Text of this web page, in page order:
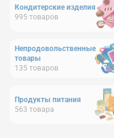
Кондитерские изделия
995 товаров
Непродовольственные
товары
135 товаров
Продукты питания
563 товара